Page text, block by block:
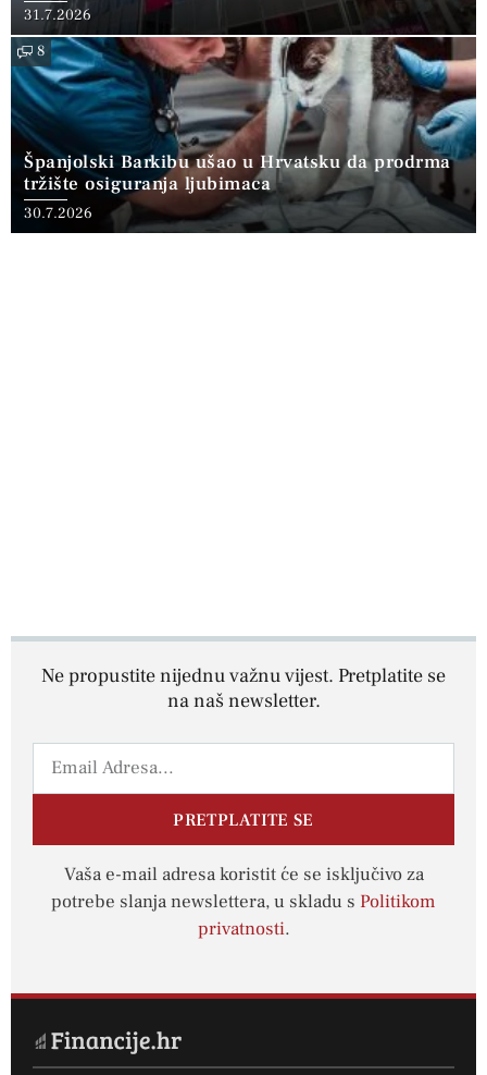
31.7.2026
8
Španjolski Barkibu ušao u Hrvatsku da prodrma
tržište osiguranja ljubimaca
30.7.2026
Ne propustite nijednu važnu vijest. Pretplatite se
na naš newsletter.
PRETPLATITE SE
Vaša e-mail adresa koristit će se isključivo za
potrebe slanja newslettera, u skladu s Politikom
privatnosti.